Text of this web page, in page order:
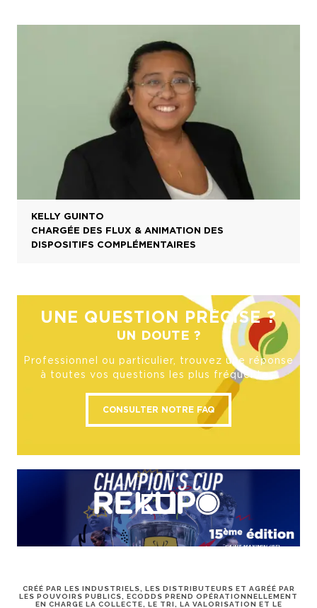
KELLY GUINTO
CHARGÉE DES FLUX & ANIMATION DES
DISPOSITIFS COMPLÉMENTAIRES
UNE QUESTION PRÉCISE ?
UN DOUTE ?
Professionnel ou particulier, trouvez une réponse
à toutes vos questions les plus fréquentes.
CONSULTER NOTRE FAQ
CRÉÉ PAR LES INDUSTRIELS, LES DISTRIBUTEURS ET AGRÉÉ PAR
LES POUVOIRS PUBLICS, ECODDS PREND OPÉRATIONNELLEMENT
EN CHARGE LA COLLECTE, LE TRI, LA VALORISATION ET LE